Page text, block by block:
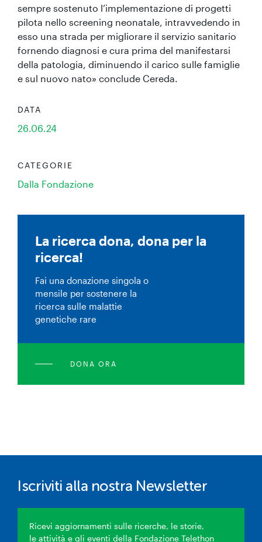
sempre sostenuto l’implementazione di progetti
pilota nello screening neonatale, intravvedendo in
esso una strada per migliorare il servizio sanitario
fornendo diagnosi e cura prima del manifestarsi
della patologia, diminuendo il carico sulle famiglie
e sul nuovo nato» conclude Cereda.
DATA
26.06.24
CATEGORIE
Dalla Fondazione
La ricerca dona, dona per la
ricerca!
Fai una donazione singola o
mensile per sostenere la
ricerca sulle malattie
genetiche rare
DONA ORA
Iscriviti alla nostra Newsletter
Ricevi aggiornamenti sulle ricerche, le storie,
le attività e gli eventi della Fondazione Telethon